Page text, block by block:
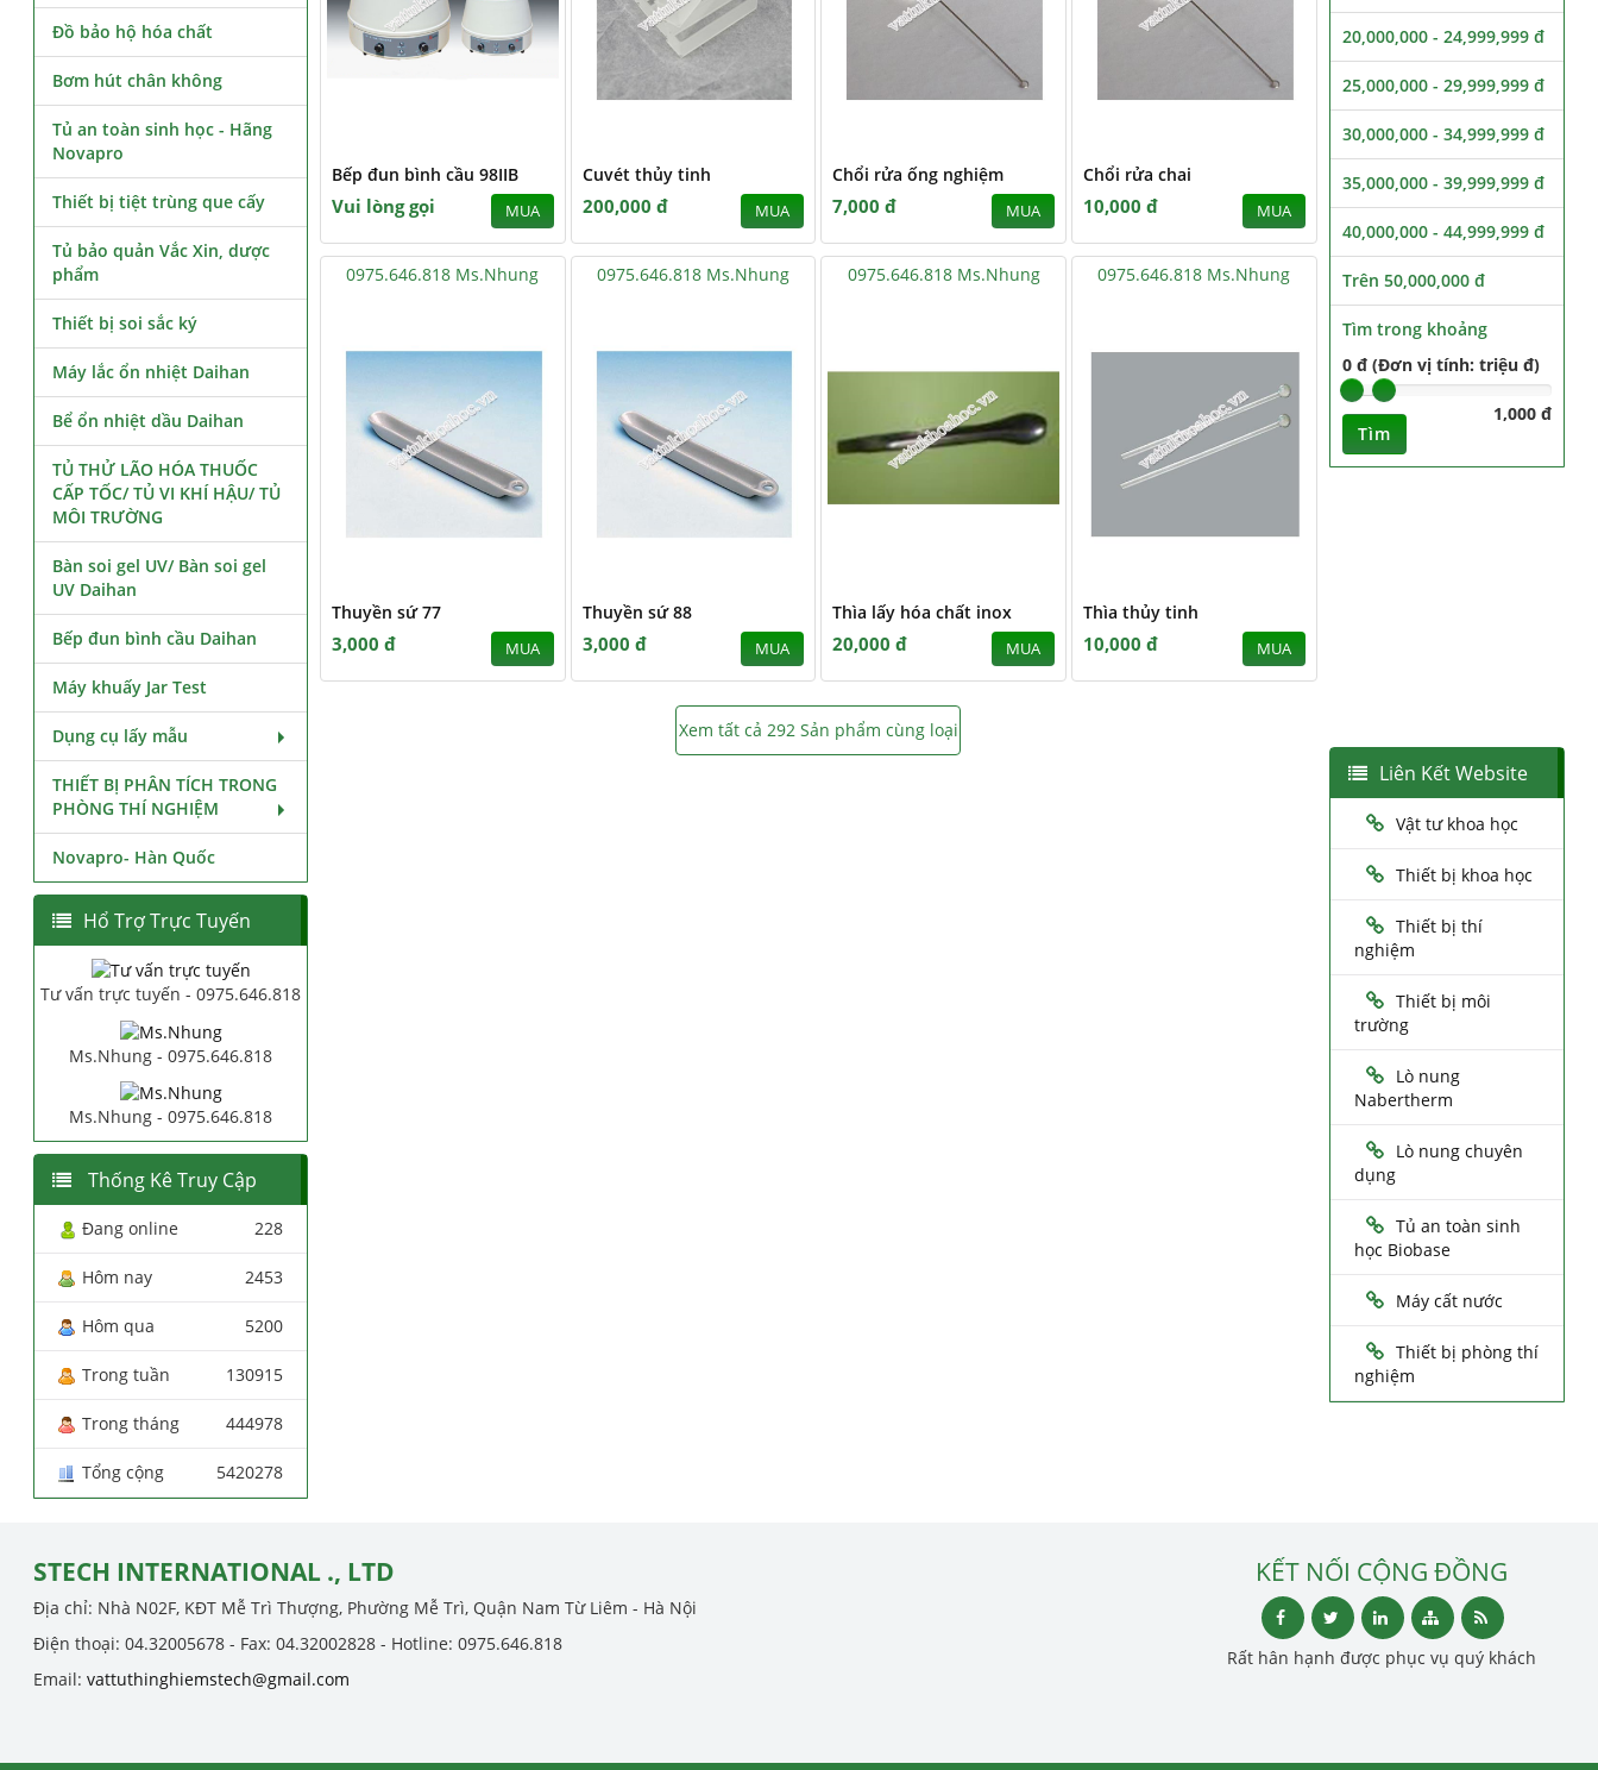
Bếp đun bình cầu 98IIB
Vui lòng gọi MUA
Cuvét thủy tinh
200,000 đ MUA
Chổi rửa ống nghiệm
7,000 đ MUA
Chổi rửa chai
10,000 đ MUA
0975.646.818 Ms.Nhung
Thuyền sứ 77
3,000 đ MUA
0975.646.818 Ms.Nhung
Thuyền sứ 88
3,000 đ MUA
0975.646.818 Ms.Nhung
Thìa lấy hóa chất inox
20,000 đ MUA
0975.646.818 Ms.Nhung
Thìa thủy tinh
10,000 đ MUA
Xem tất cả 292 Sản phẩm cùng loại
Đồ bảo hộ hóa chất
Bơm hút chân không
Tủ an toàn sinh học - Hãng
Novapro
Thiết bị tiệt trùng que cấy
Tủ bảo quản Vắc Xin, dược
phẩm
Thiết bị soi sắc ký
Máy lắc ổn nhiệt Daihan
Bể ổn nhiệt dầu Daihan
TỦ THỬ LÃO HÓA THUỐC
CẤP TỐC/ TỦ VI KHÍ HẬU/ TỦ
MÔI TRƯỜNG
Bàn soi gel UV/ Bàn soi gel
UV Daihan
Bếp đun bình cầu Daihan
Máy khuấy Jar Test
Dụng cụ lấy mẫu
THIẾT BỊ PHÂN TÍCH TRONG
PHÒNG THÍ NGHIỆM
Novapro- Hàn Quốc
Hổ Trợ Trực Tuyến
Tư vấn trực tuyến - 0975.646.818
Ms.Nhung - 0975.646.818
Ms.Nhung - 0975.646.818
Thống Kê Truy Cập
Đang online 228
Hôm nay 2453
Hôm qua 5200
Trong tuần 130915
Trong tháng 444978
Tổng cộng 5420278
20,000,000 - 24,999,999 đ
25,000,000 - 29,999,999 đ
30,000,000 - 34,999,999 đ
35,000,000 - 39,999,999 đ
40,000,000 - 44,999,999 đ
Trên 50,000,000 đ
Tìm trong khoảng
0 đ (Đơn vị tính: triệu đ)
1,000 đ
Tìm
Liên Kết Website
Vật tư khoa học
Thiết bị khoa học
Thiết bị thí
nghiệm
Thiết bị môi
trường
Lò nung
Nabertherm
Lò nung chuyên
dụng
Tủ an toàn sinh
học Biobase
Máy cất nước
Thiết bị phòng thí
nghiệm
STECH INTERNATIONAL ., LTD
Địa chỉ: Nhà N02F, KĐT Mễ Trì Thượng, Phường Mễ Trì, Quận Nam Từ Liêm - Hà Nội
Điện thoại: 04.32005678 - Fax: 04.32002828 - Hotline: 0975.646.818
Email:vattuthinghiemstech@gmail.com
KẾT NỐI CỘNG ĐỒNG
Rất hân hạnh được phục vụ quý khách